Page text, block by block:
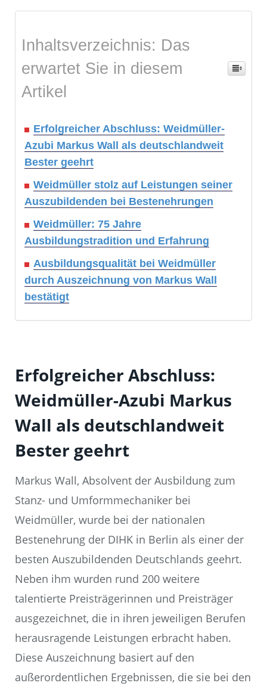
Inhaltsverzeichnis: Das
erwartet Sie in diesem
Artikel
Erfolgreicher Abschluss: Weidmüller-
Azubi Markus Wall als deutschlandweit
Bester geehrt
Weidmüller stolz auf Leistungen seiner
Auszubildenden bei Bestenehrungen
Weidmüller: 75 Jahre
Ausbildungstradition und Erfahrung
Ausbildungsqualität bei Weidmüller
durch Auszeichnung von Markus Wall
bestätigt
Erfolgreicher Abschluss:
Weidmüller-Azubi Markus
Wall als deutschlandweit
Bester geehrt
Markus Wall, Absolvent der Ausbildung zum
Stanz- und Umformmechaniker bei
Weidmüller, wurde bei der nationalen
Bestenehrung der DIHK in Berlin als einer der
besten Auszubildenden Deutschlands geehrt.
Neben ihm wurden rund 200 weitere
talentierte Preisträgerinnen und Preisträger
ausgezeichnet, die in ihren jeweiligen Berufen
herausragende Leistungen erbracht haben.
Diese Auszeichnung basiert auf den
außerordentlichen Ergebnissen, die sie bei den